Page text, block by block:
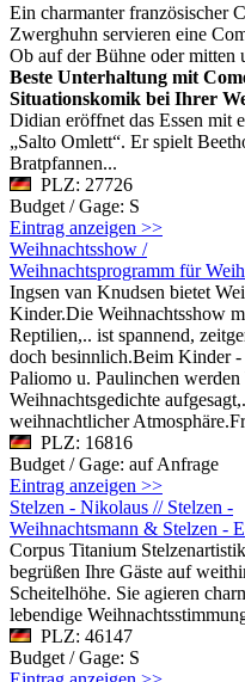
Ein charmanter französischer
Zwerghuhn servieren eine
Ob auf der Bühne oder mitten
Beste Unterhaltung mit
Situationskomik bei Ihrer
Didian eröffnet das Essen mit
„Salto Omlett“. Er spielt
Bratpfannen...
PLZ: 27726
Budget / Gage: S
Eintrag anzeigen >>
Weihnachtsshow /
Weihnachtsprogramm für
Ingsen van Knudsen bietet
Kinder.Die Weihnachtsshow
Reptilien,.. ist spannend,
doch besinnlich.Beim Kinder
Paliomo u. Paulinchen
Weihnachtsgedichte
weihnachtlicher
PLZ: 16816
Budget / Gage: auf Anfrage
Eintrag anzeigen >>
Stelzen - Nikolaus // Stelzen -
Weihnachtsmann & Stelzen -
Corpus Titanium
begrüßen Ihre Gäste auf
Scheitelhöhe. Sie agieren
lebendige
PLZ: 46147
Budget / Gage: S